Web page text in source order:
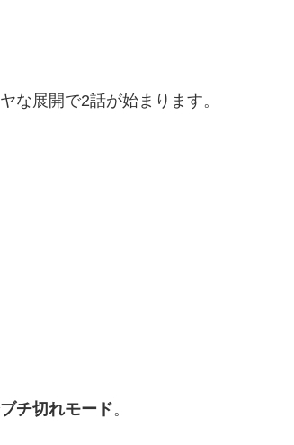
な展開で2話が始まります。
ブチ切れモード。